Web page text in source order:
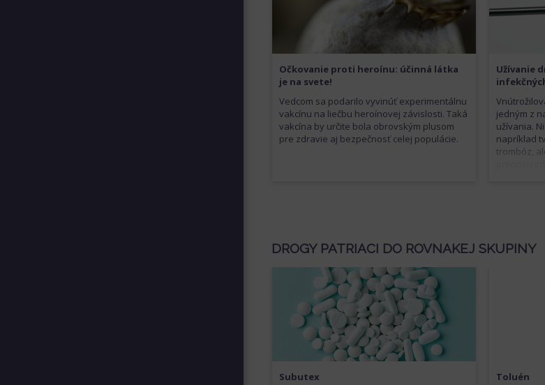
Očkovanie proti heroínu: účinná látka
je na svete!
Vedcom sa podarilo vyvinúť experimentálnu
vakcínu na liečbu heroínovej závislosti. Taká
vakcína by určite bola obrovským plusom
pre zdravie aj bezpečnosť celej populácie.
Užívanie
jedným z
užívania.
napríklad
trombóz,
DROGY PATRIACI DO ROVNAKEJ SKUPINY
Subutex
Toluén